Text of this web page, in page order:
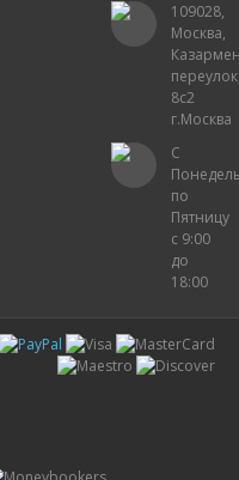
109028,
Москва,
8с2
г.Москва
С
по
Пятницу
с 9:00
до
18:00